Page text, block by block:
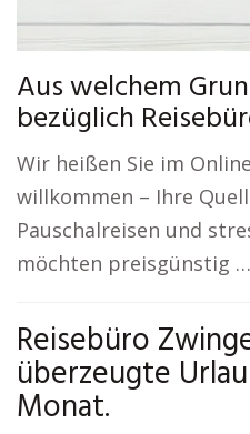
Aus welchem
bezüglich
Wir heißen Sie im
willkommen – Ihre
Pauschalreisen und
möchten preisgünstig …
Reisebüro
überzeugte
Monat.